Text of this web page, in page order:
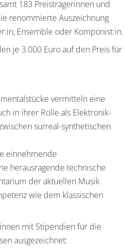
183 Preisträgerinnen und
renommierte Auszeichnung
Ensemble oder Komponist:in.
je 3.000 Euro auf den Preis für
vermitteln eine
in ihrer Rolle als Elektronik-
surreal-synthetischen
einnehmende
herausragende technische
der aktuellen Musik
wie dem klassischen
mit Stipendien für die
ausgezeichnet: